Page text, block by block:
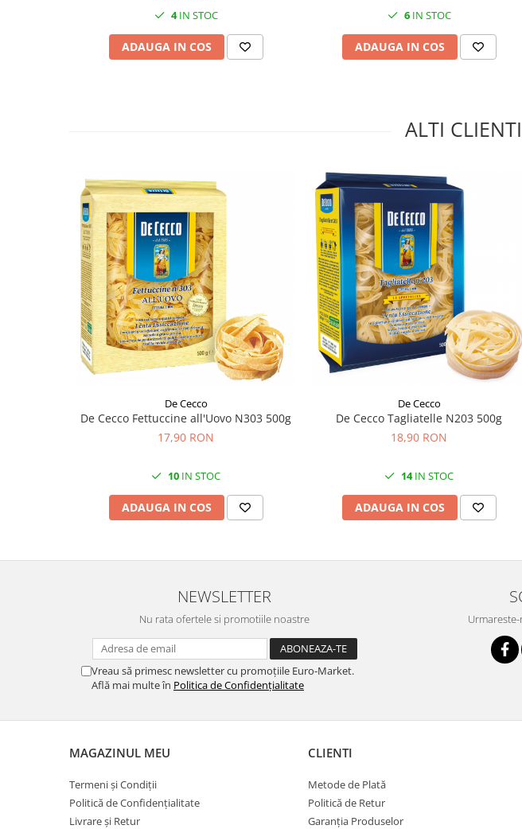
4IN STOC
ADAUGA IN COS
6IN STOC
ADAUGA IN COS
ALTI
De Cecco
De Cecco Fettuccine all'Uovo N303 500g
17,90 RON
10 IN STOC
ADAUGA IN COS
De Cecco
De Cecco Tagliatelle N203 500g
18,90 RON
14IN STOC
ADAUGA IN COS
NEWSLETTER
Nu rata ofertele si promotiile noastre
Vreau să primesc newsletter cu promoțiile Euro-Market.
Află mai multe în Politica de Confidențialitate
MAGAZINUL MEU
Termeni și Condiții
Politică de Confidențialitate
Livrare și Retur
CLIENTI
Metode de Plată
Politică de Retur
Garanția Produselor